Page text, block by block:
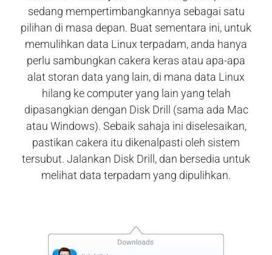
sedang mempertimbangkannya sebagai satu
pilihan di masa depan. Buat sementara ini, untuk
memulihkan data Linux terpadam, anda hanya
perlu sambungkan cakera keras atau apa-apa
alat storan data yang lain, di mana data Linux
hilang ke computer yang lain yang telah
dipasangkian dengan Disk Drill (sama ada Mac
atau Windows). Sebaik sahaja ini diselesaikan,
pastikan cakera itu dikenalpasti oleh sistem
tersubut. Jalankan Disk Drill, dan bersedia untuk
melihat data terpadam yang dipulihkan.